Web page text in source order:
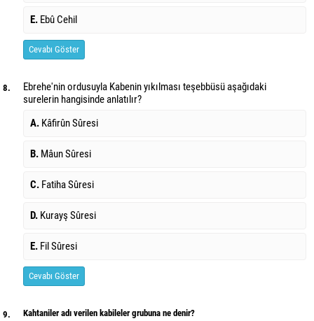
E. Ebû Cehil
Cevabı Göster
8.
Ebrehe'nin ordusuyla Kabenin yıkılması teşebbüsü aşağıdaki
surelerin hangisinde anlatılır?
A. Kâfirûn Sûresi
B. Mâun Sûresi
C. Fatiha Sûresi
D. Kurayş Sûresi
E. Fil Sûresi
Cevabı Göster
9. Kahtaniler adı verilen kabileler grubuna ne denir?